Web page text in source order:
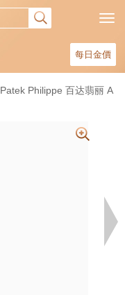
每日金價
Patek Philippe 百达翡丽 A